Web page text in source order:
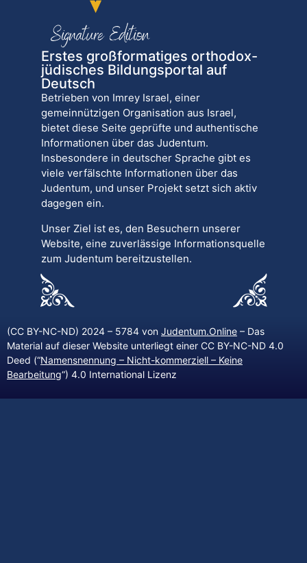
Erstes großformatiges orthodox-
jüdisches Bildungsportal auf
Deutsch
Betrieben von Imrey Israel, einer
gemeinnützigen Organisation aus Israel,
bietet diese Seite geprüfte und authentische
Informationen über das Judentum.
Insbesondere in deutscher Sprache gibt es
viele verfälschte Informationen über das
Judentum, und unser Projekt setzt sich aktiv
dagegen ein.
Unser Ziel ist es, den Besuchern unserer
Website, eine zuverlässige Informationsquelle
zum Judentum bereitzustellen.
(CC BY-NC-ND) 2024 – 5784 von Judentum.Online – Das
Material auf dieser Website unterliegt einer CC BY-NC-ND 4.0
Deed (“Namensnennung – Nicht-kommerziell – Keine
Bearbeitung“) 4.0 International Lizenz